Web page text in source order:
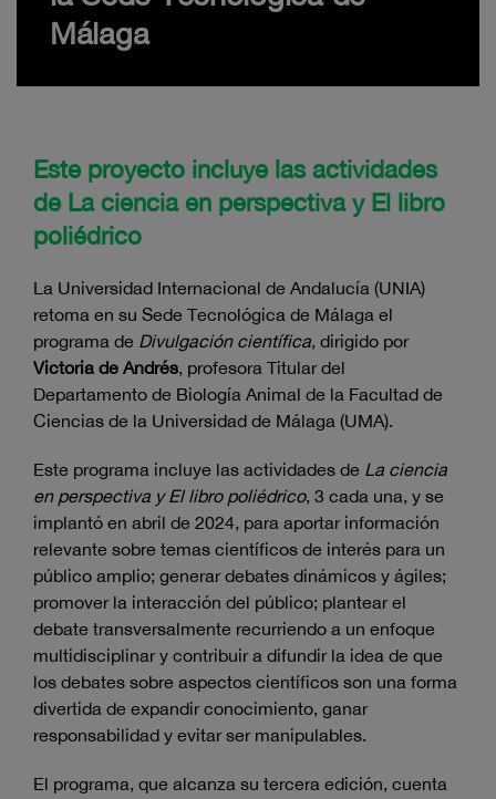
Málaga
Este proyecto incluye las actividades
de La ciencia en perspectiva y El libro
poliédrico
La Universidad Internacional de Andalucía (UNIA)
retoma en su Sede Tecnológica de Málaga el
programa de Divulgación científica, dirigido por
Victoria de Andrés, profesora Titular del
Departamento de Biología Animal de la Facultad de
Ciencias de la Universidad de Málaga (UMA).
Este programa incluye las actividades de La ciencia
en perspectiva y El libro poliédrico, 3 cada una, y se
implantó en abril de 2024, para aportar información
relevante sobre temas científicos de interés para un
público amplio; generar debates dinámicos y ágiles;
promover la interacción del público; plantear el
debate transversalmente recurriendo a un enfoque
multidisciplinar y contribuir a difundir la idea de que
los debates sobre aspectos científicos son una forma
divertida de expandir conocimiento, ganar
responsabilidad y evitar ser manipulables.
El programa, que alcanza su tercera edición, cuenta